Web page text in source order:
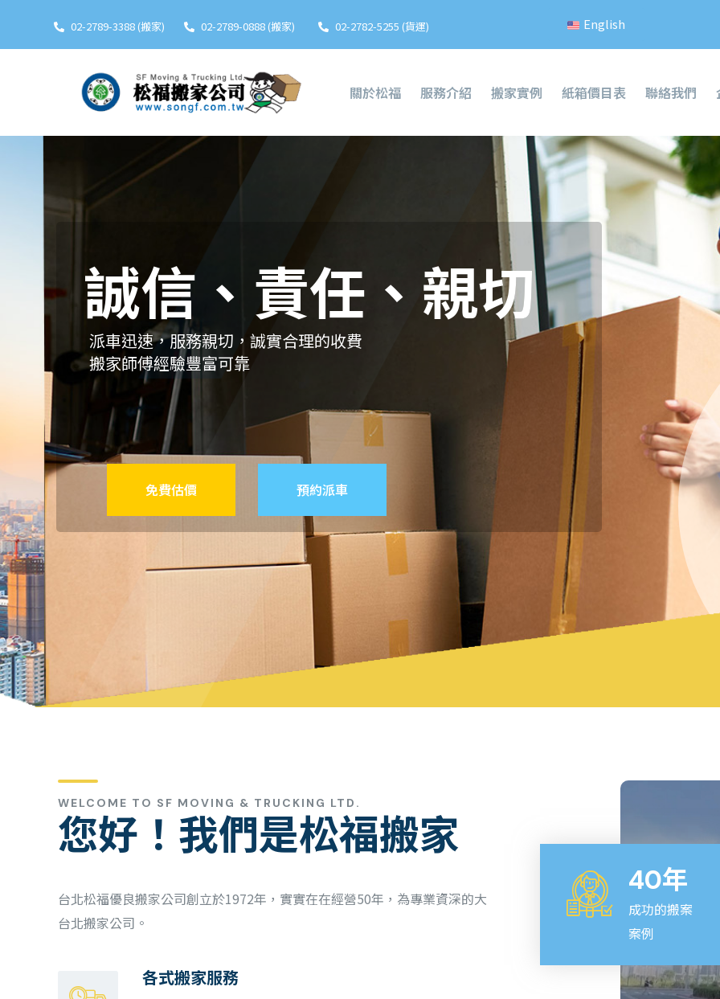
02-2789-3388 (搬家) 02-2789-0888 (搬家) 02-2782-5255 (貨運) English
關於松福 服務介紹 搬家實例 紙箱價目表 聯絡我們
免費估價
派車迅速，服務親切，誠實合理的收費
搬家師傅經驗豐富可靠
預約派車
誠信、責任、親切
WELCOME TO SF MOVING & TRUCKING LTD.
您好！我們是松福搬家
台北松福優良搬家公司創立於1972年，實實在在經營50年，為專業資深的大
台北搬家公司。
各式搬家服務
40年
成功的搬案
案例